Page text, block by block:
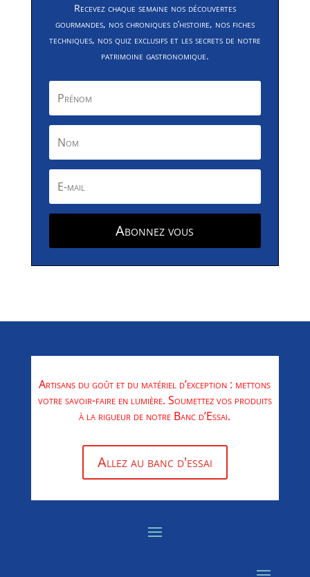
Recevez chaque semaine nos découvertes
gourmandes, nos chroniques d’histoire, nos fiches
techniques, nos quiz exclusifs et les secrets de notre
patrimoine gastronomique.
Abonnez vous
Artisans du goût et du matériel d’exception : mettons
votre savoir-faire en lumière. Soumettez vos produits
à la rigueur de notre Banc d’Essai.
Allez au banc d'essai